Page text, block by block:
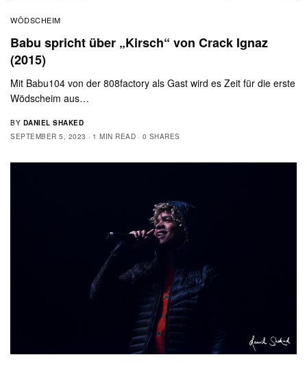
WÖDSCHEIM
Babu spricht über „Kirsch“ von Crack Ignaz
(2015)
Mit Babu104 von der 808factory als Gast wird es Zeit für die erste
Wödscheim aus…
BY DANIEL SHAKED
SEPTEMBER 5, 2023
1 MIN READ 0 SHARES